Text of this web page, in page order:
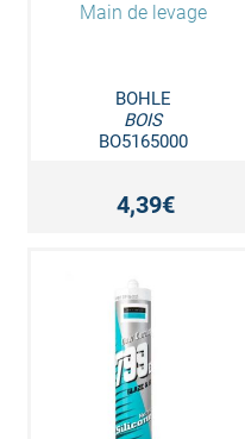
Main de levage
BOHLE
BOIS
BO5165000
4,39€